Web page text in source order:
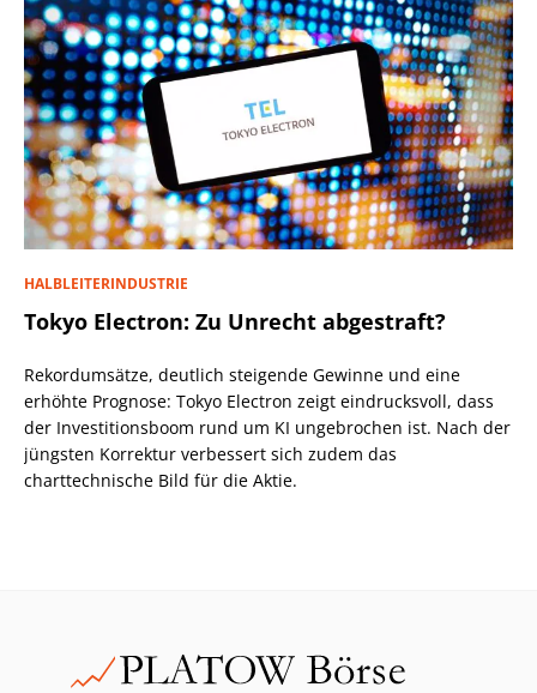
HALBLEITERINDUSTRIE
Tokyo Electron: Zu Unrecht abgestraft?
Rekordumsätze, deutlich steigende Gewinne und eine
erhöhte Prognose: Tokyo Electron zeigt eindrucksvoll, dass
der Investitionsboom rund um KI ungebrochen ist. Nach der
jüngsten Korrektur verbessert sich zudem das
charttechnische Bild für die Aktie.